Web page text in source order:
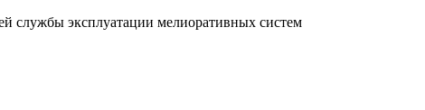
службы эксплуатации мелиоративных систем